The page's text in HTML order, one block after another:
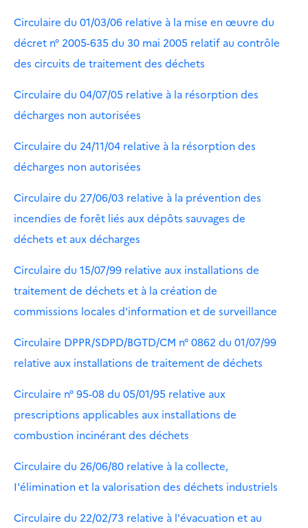
Circulaire du 01/03/06 relative à la mise en œuvre du
décret n° 2005-635 du 30 mai 2005 relatif au contrôle
des circuits de traitement des déchets
Circulaire du 04/07/05 relative à la résorption des
décharges non autorisées
Circulaire du 24/11/04 relative à la résorption des
décharges non autorisées
Circulaire du 27/06/03 relative à la prévention des
incendies de forêt liés aux dépôts sauvages de
déchets et aux décharges
Circulaire du 15/07/99 relative aux installations de
traitement de déchets et à la création de
commissions locales d'information et de surveillance
Circulaire DPPR/SDPD/BGTD/CM n° 0862 du 01/07/99
relative aux installations de traitement de déchets
Circulaire n° 95-08 du 05/01/95 relative aux
prescriptions applicables aux installations de
combustion incinérant des déchets
Circulaire du 26/06/80 relative à la collecte,
I'élimination et la valorisation des déchets industriels
Circulaire du 22/02/73 relative à l'évacuation et au